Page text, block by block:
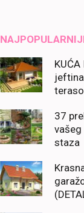
37
vašeg
staza